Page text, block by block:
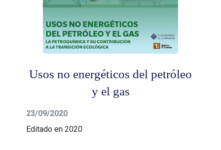
Usos no energéticos del petróleo
y el gas
23/09/2020
Editado en 2020